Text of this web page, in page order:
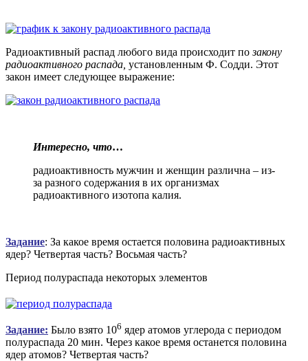
Радиоактивный распад любого вида происходит позакону
радиоактивного распада, установленным Ф. Содди. Этот
закон имеет следующее выражение:
Интересно, что…
радиоактивность мужчин и женщин различна – из-
за разного содержания в их организмах
радиоактивного изотопа калия.
Задание: За какое время остается половина радиоактивных
ядер? Четвертая часть? Восьмая часть?
Период полураспада некоторых элементов
Задание: Было взято 106 ядер атомов углерода с периодом
полураспада 20 мин. Через какое время останется половина
ядер атомов? Четвертая часть?